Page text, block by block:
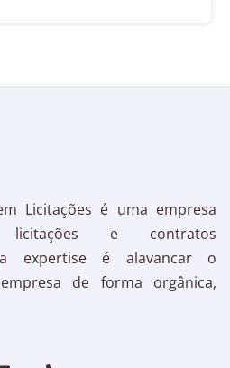
Licitações é uma empresa
licitações e contratos
expertise é alavancar o
de forma orgânica,